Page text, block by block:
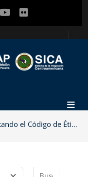
Curso Adoptando el Código de Ética del INCAP